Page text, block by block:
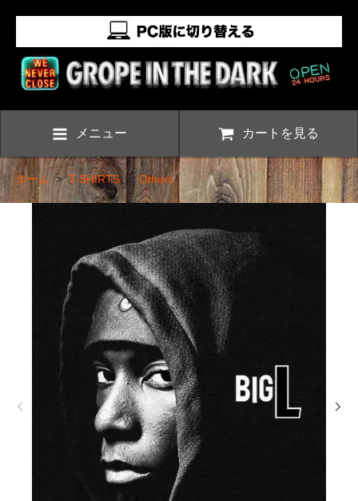
メニュー カートを見る
ホーム>T-SHIRTS>Others